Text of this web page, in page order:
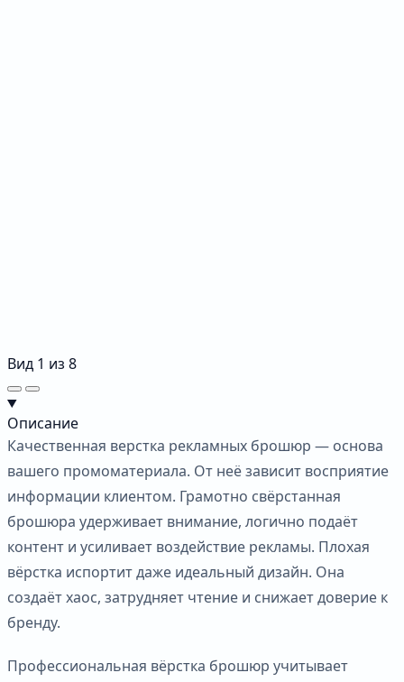
Вид 1 из 8
Описание
Качественная верстка рекламных брошюр — основа
вашего промоматериала. От неё зависит восприятие
информации клиентом. Грамотно свёрстанная
брошюра удерживает внимание, логично подаёт
контент и усиливает воздействие рекламы. Плохая
вёрстка испортит даже идеальный дизайн. Она
создаёт хаос, затрудняет чтение и снижает доверие к
бренду.
Профессиональная вёрстка брошюр учитывает